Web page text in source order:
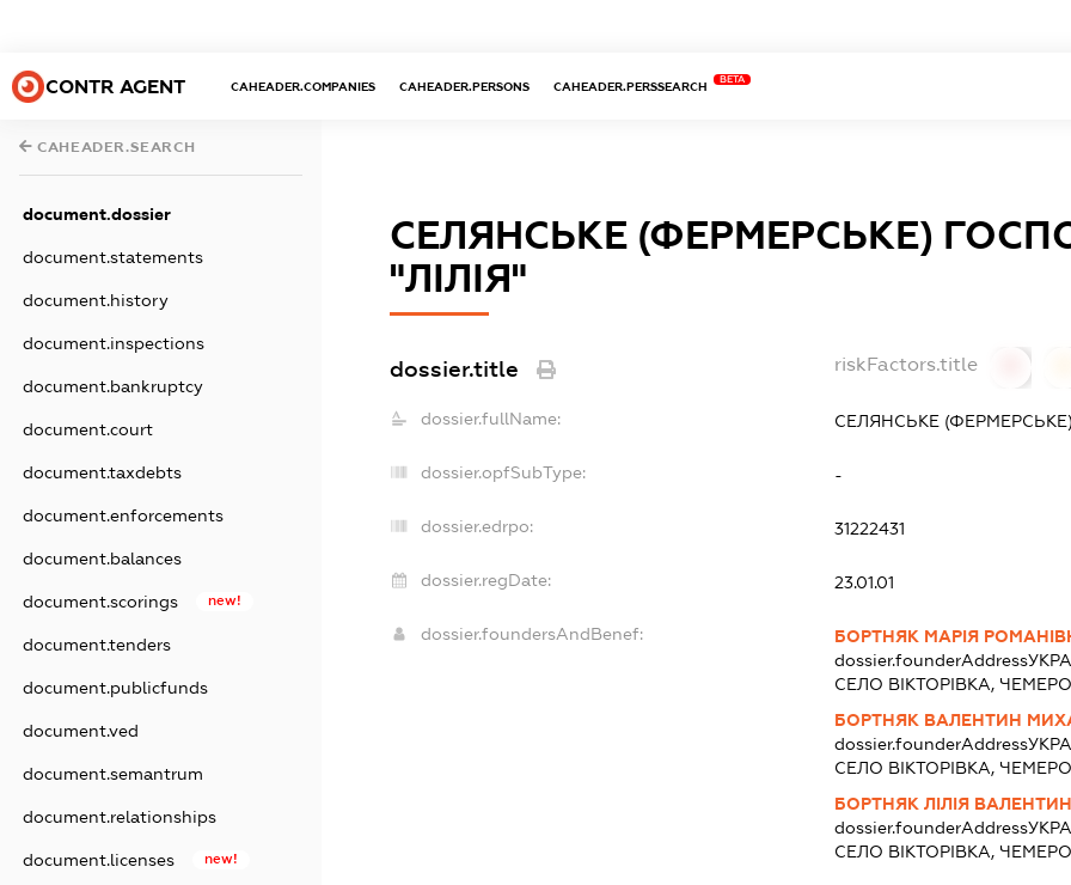
CONTR AGENT CAHEADER.COMPANIES CAHEADER.PERSONS CAHEADER.PERSSEARCH
BETA
CAHEADER.SEARCH
document.dossier
document.statements
document.history
document.inspections
document.bankruptcy
document.court
document.taxdebts
document.enforcements
document.balances
document.scorings new!
document.tenders
document.publicfunds
document.ved
document.semantrum
document.relationships
document.licenses new!
СЕЛЯНСЬКЕ (ФЕРМЕРСЬКЕ)
"ЛІЛІЯ"
dossier.title riskFactors.title
dossier.fullName: СЕЛЯНСЬКЕ
dossier.opfSubType: -
dossier.edrpo: 31222431
dossier.regDate: 23.01.01
dossier.foundersAndBenef:
БОРТНЯК МАРІЯ
dossier.founderAddress
СЕЛО ВІКТОРІВКА,
БОРТНЯК ВАЛЕНТИН
dossier.founderAddress
СЕЛО ВІКТОРІВКА,
БОРТНЯК ЛІЛІЯ
dossier.founderAddress
СЕЛО ВІКТОРІВКА,